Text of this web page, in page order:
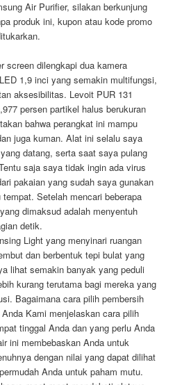
Air Purifier, silakan berkunjung
produk ini, kupon atau kode promo
screen dilengkapi dua kamera
1,9 inci yang semakin multifungsi,
aksesibilitas. Levoit PUR 131
persen partikel halus berukuran
bahwa perangkat ini mampu
juga kuman. Alat ini selalu saya
datang, serta saat saya pulang
saja saya tidak ingin ada virus
pakaian yang sudah saya gunakan
Setelah mencari beberapa
dimaksud adalah menyentuh
detik.
Light yang menyinari ruangan
dan berbentuk tepi bulat yang
lihat semakin banyak yang peduli
kurang terutama bagi mereka yang
Bagaimana cara pilih pembersih
Kami menjelaskan cara pilih
tinggal Anda dan yang perlu Anda
ini membebaskan Anda untuk
dengan nilai yang dapat dilihat
Anda untuk paham mutu.